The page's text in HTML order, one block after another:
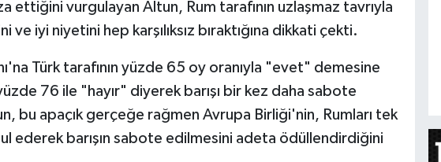
ettiğini vurgulayan Altun, Rum tarafının uzlaşmaz tavrıyla
ve iyi niyetini hep karşılıksız bıraktığına dikkati çekti.
Türk tarafının yüzde 65 oy oranıyla "evet" demesine
76 ile "hayır" diyerek barışı bir kez daha sabote
bu apaçık gerçeğe rağmen Avrupa Birliği'nin, Rumları tek
ederek barışın sabote edilmesini adeta ödüllendirdiğini